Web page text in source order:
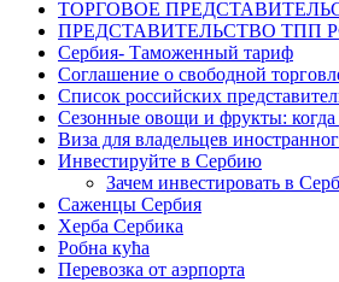
ТОРГОВОЕ
ПРЕДСТАВИТЕЛЬСТВО ТПП
Сербия- Таможенный тариф
Соглашение о свободной
Список российских
Сезонные овощи и фрукты: когда
Виза для владельцев
Инвестируйте в Сербию
Зачем инвестировать в
Саженцы Сербия
Херба Сербика
Робна кућа
Перевозка от аэрпорта